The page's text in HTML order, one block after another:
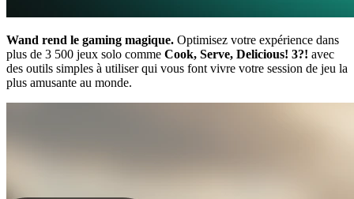
Wand rend le gaming magique. Optimisez votre expérience dans
plus de 3 500 jeux solo comme Cook, Serve, Delicious! 3?! avec
des outils simples à utiliser qui vous font vivre votre session de jeu la
plus amusante au monde.